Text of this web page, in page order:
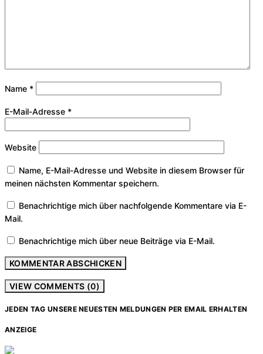
Name *
E-Mail-Adresse *
Website
Name, E-Mail-Adresse und Website in diesem Browser für
meinen nächsten Kommentar speichern.
Benachrichtige mich über nachfolgende Kommentare via E-
Mail.
Benachrichtige mich über neue Beiträge via E-Mail.
VIEW COMMENTS (0)
JEDEN TAG UNSERE NEUESTEN MELDUNGEN PER EMAIL ERHALTEN
ANZEIGE